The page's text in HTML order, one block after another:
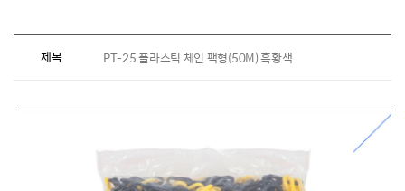
제목 PT-25 플라스틱 체인 팩형(50M) 흑황색